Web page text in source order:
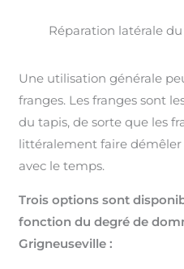
Réparation latérale
Une utilisation générale
franges. Les franges sont
du tapis, de sorte que les
littéralement faire
avec le temps.
Trois options sont
fonction du degré de
Grigneuseville :